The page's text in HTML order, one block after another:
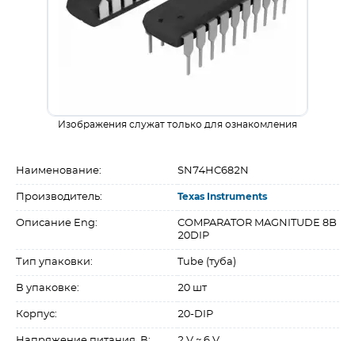
Изображения служат только для ознакомления
Наименование: SN74HC682N
Производитель: Texas Instruments
Описание Eng:
COMPARATOR MAGNITUDE 8B
20DIP
Тип упаковки: Tube (туба)
В упаковке: 20 шт
Корпус: 20-DIP